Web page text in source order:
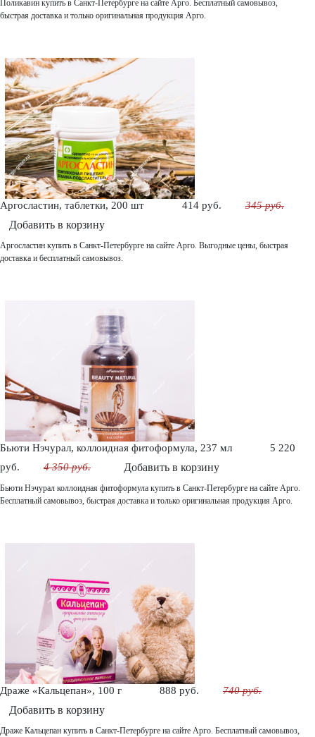
Поликавин купить в Санкт-Петербурге на сайте Арго. Бесплатный самовывоз,
быстрая доставка и только оригинальная продукция Арго.
Аргосластин, таблетки, 200 шт 414 руб. 345 руб.
Добавить в корзину
Аргосластин купить в Санкт-Петербурге на сайте Арго. Выгодные цены, быстрая
доставка и бесплатный самовывоз.
Бьюти Нэчурал, коллоидная фитоформула, 237 мл
5 220
руб.
4 350 руб. Добавить в корзину
Бьюти Нэчурал коллоидная фитоформула купить в Санкт-Петербурге на сайте Арго.
Бесплатный самовывоз, быстрая доставка и только оригинальная продукция Арго.
Драже «Кальцепан», 100 г 888 руб. 740 руб.
Добавить в корзину
Драже Кальцепан купить в Санкт-Петербурге на сайте Арго. Бесплатный самовывоз,